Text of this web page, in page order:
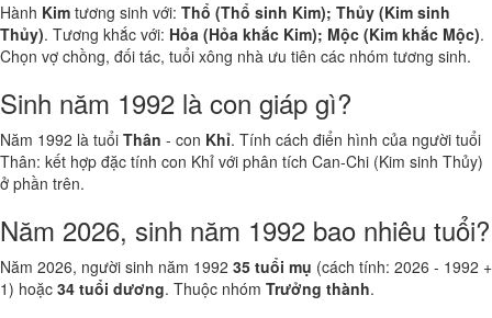
Hành Kim tương sinh với: Thổ (Thổ sinh Kim); Thủy (Kim sinh
Thủy). Tương khắc với: Hỏa (Hỏa khắc Kim); Mộc (Kim khắc Mộc).
Chọn vợ chồng, đối tác, tuổi xông nhà ưu tiên các nhóm tương sinh.
Sinh năm 1992 là con giáp gì?
Năm 1992 là tuổi Thân - con Khỉ. Tính cách điển hình của người tuổi
Thân: kết hợp đặc tính con Khỉ với phân tích Can-Chi (Kim sinh Thủy)
ở phần trên.
Năm 2026, sinh năm 1992 bao nhiêu tuổi?
Năm 2026, người sinh năm 1992 35 tuổi mụ (cách tính: 2026 - 1992 +
1) hoặc 34 tuổi dương. Thuộc nhóm Trưởng thành.